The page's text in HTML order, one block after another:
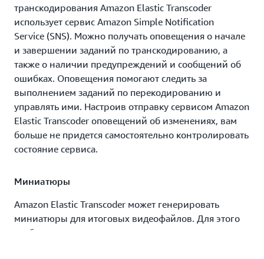
транскодирования Amazon Elastic Transcoder
использует сервис Amazon Simple Notification
Service (SNS). Можно получать оповещения о начале
и завершении заданий по транскодированию, а
также о наличии предупреждений и сообщений об
ошибках. Оповещения помогают следить за
выполнением заданий по перекодированию и
управлять ими. Настроив отправку сервисом Amazon
Elastic Transcoder оповещений об изменениях, вам
больше не придется самостоятельно контролировать
состояние сервиса.
Миниатюры
Amazon Elastic Transcoder может генерировать
миниатюры для итоговых видеофайлов. Для этого
требуется задать размер миниатюр, соотношение